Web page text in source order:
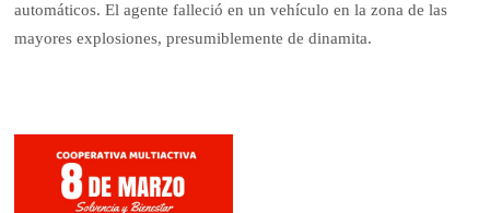
automáticos. El agente falleció en un vehículo en la zona de las
mayores explosiones, presumiblemente de dinamita.